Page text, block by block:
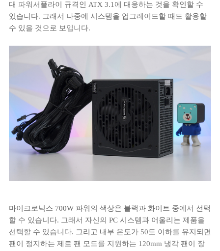
대 파워서플라이 규격인 ATX 3.1에 대응하는 것을 확인할 수
있습니다. 그래서 나중에 시스템을 업그레이드할 때도 활용할
수 있을 것으로 보입니다.
마이크로닉스 700W 파워의 색상은 블랙과 화이트 중에서 선택
할 수 있습니다. 그래서 자신의 PC 시스템과 어울리는 제품을
선택할 수 있습니다. 그리고 내부 온도가 50도 이하를 유지되면
팬이 정지하는 제로 팬 모드를 지원하는 120mm 냉각 팬이 장